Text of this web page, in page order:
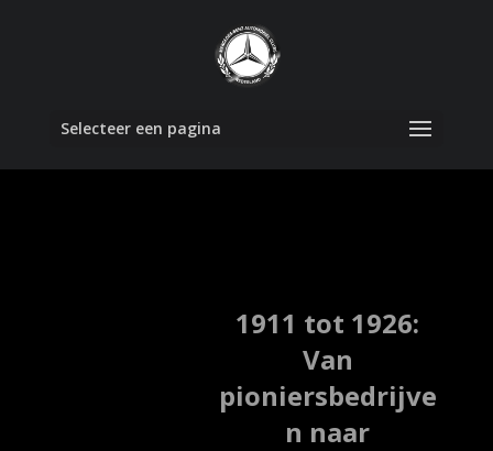
Selecteer een pagina
1911 tot 1926:
Van
pioniersbedrijve
n naar